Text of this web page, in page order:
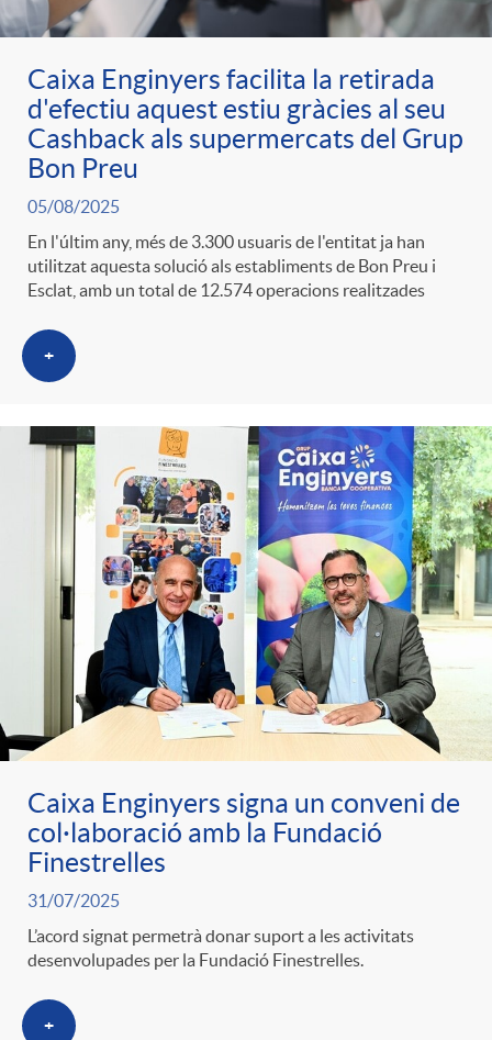
Caixa Enginyers facilita la retirada
d'efectiu aquest estiu gràcies al seu
Cashback als supermercats del Grup
Bon Preu
05/08/2025
En l'últim any, més de 3.300 usuaris de l'entitat ja han
utilitzat aquesta solució als establiments de Bon Preu i
Esclat, amb un total de 12.574 operacions realitzades
+
Caixa Enginyers signa un conveni de
col·laboració amb la Fundació
Finestrelles
31/07/2025
L’acord signat permetrà donar suport a les activitats
desenvolupades per la Fundació Finestrelles.
+